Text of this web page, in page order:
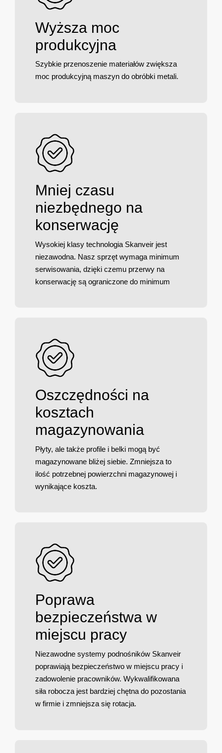
Wyższa moc
produkcyjna
Szybkie przenoszenie materiałów zwiększa
moc produkcyjną maszyn do obróbki metali.
Mniej czasu
niezbędnego na
konserwację
Wysokiej klasy technologia Skanveir jest
niezawodna. Nasz sprzęt wymaga minimum
serwisowania, dzięki czemu przerwy na
konserwację są ograniczone do minimum
Oszczędności na
kosztach
magazynowania
Płyty, ale także profile i belki mogą być
magazynowane bliżej siebie. Zmniejsza to
ilość potrzebnej powierzchni magazynowej i
wynikające koszta.
Poprawa
bezpieczeństwa w
miejscu pracy
Niezawodne systemy podnośników Skanveir
poprawiają bezpieczeństwo w miejscu pracy i
zadowolenie pracowników. Wykwalifikowana
siła robocza jest bardziej chętna do pozostania
w firmie i zmniejsza się rotacja.